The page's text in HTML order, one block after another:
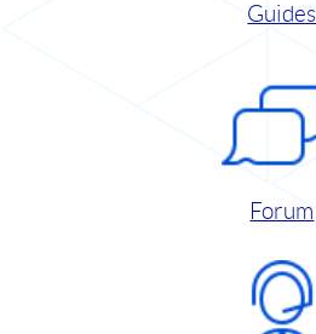
Guides
Forum